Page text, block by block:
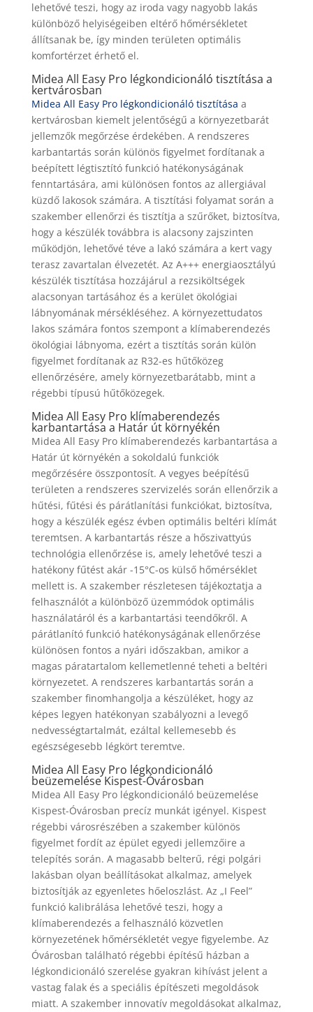
lehetővé teszi, hogy az iroda vagy nagyobb lakás
különböző helyiségeiben eltérő hőmérsékletet
állítsanak be, így minden területen optimális
komfortérzet érhető el.
Midea All Easy Pro légkondicionáló tisztítása a
kertvárosban
Midea All Easy Pro légkondicionáló tisztítása a
kertvárosban kiemelt jelentőségű a környezetbarát
jellemzők megőrzése érdekében. A rendszeres
karbantartás során különös figyelmet fordítanak a
beépített légtisztító funkció hatékonyságának
fenntartására, ami különösen fontos az allergiával
küzdő lakosok számára. A tisztítási folyamat során a
szakember ellenőrzi és tisztítja a szűrőket, biztosítva,
hogy a készülék továbbra is alacsony zajszinten
működjön, lehetővé téve a lakó számára a kert vagy
terasz zavartalan élvezetét. Az A+++ energiaosztályú
készülék tisztítása hozzájárul a rezsiköltségek
alacsonyan tartásához és a kerület ökológiai
lábnyomának mérsékléséhez. A környezettudatos
lakos számára fontos szempont a klímaberendezés
ökológiai lábnyoma, ezért a tisztítás során külön
figyelmet fordítanak az R32-es hűtőközeg
ellenőrzésére, amely környezetbarátabb, mint a
régebbi típusú hűtőközegek.
Midea All Easy Pro klímaberendezés
karbantartása a Határ út környékén
Midea All Easy Pro klímaberendezés karbantartása a
Határ út környékén a sokoldalú funkciók
megőrzésére összpontosít. A vegyes beépítésű
területen a rendszeres szervizelés során ellenőrzik a
hűtési, fűtési és párátlanítási funkciókat, biztosítva,
hogy a készülék egész évben optimális beltéri klímát
teremtsen. A karbantartás része a hőszivattyús
technológia ellenőrzése is, amely lehetővé teszi a
hatékony fűtést akár -15°C-os külső hőmérséklet
mellett is. A szakember részletesen tájékoztatja a
felhasználót a különböző üzemmódok optimális
használatáról és a karbantartási teendőkről. A
párátlanító funkció hatékonyságának ellenőrzése
különösen fontos a nyári időszakban, amikor a
magas páratartalom kellemetlenné teheti a beltéri
környezetet. A rendszeres karbantartás során a
szakember finomhangolja a készüléket, hogy az
képes legyen hatékonyan szabályozni a levegő
nedvességtartalmát, ezáltal kellemesebb és
egészségesebb légkört teremtve.
Midea All Easy Pro légkondicionáló
beüzemelése Kispest-Óvárosban
Midea All Easy Pro légkondicionáló beüzemelése
Kispest-Óvárosban precíz munkát igényel. Kispest
régebbi városrészében a szakember különös
figyelmet fordít az épület egyedi jellemzőire a
telepítés során. A magasabb belterű, régi polgári
lakásban olyan beállításokat alkalmaz, amelyek
biztosítják az egyenletes hőeloszlást. Az „I Feel”
funkció kalibrálása lehetővé teszi, hogy a
klímaberendezés a felhasználó közvetlen
környezetének hőmérsékletét vegye figyelembe. Az
Óvárosban található régebbi építésű házban a
légkondicionáló szerelése gyakran kihívást jelent a
vastag falak és a speciális építészeti megoldások
miatt. A szakember innovatív megoldásokat alkalmaz,